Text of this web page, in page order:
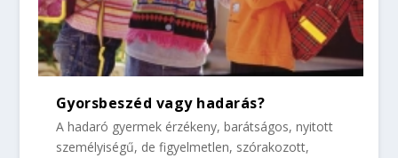
Gyorsbeszéd vagy hadarás?
A hadaró gyermek érzékeny, barátságos, nyitott
személyiségű, de figyelmetlen, szórakozott,